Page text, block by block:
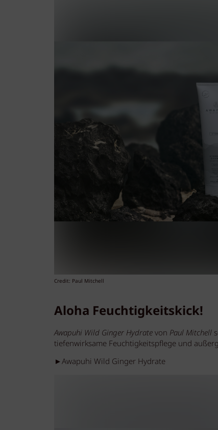
Credit: Paul Mitchell
Aloha Feuchtigkeitskick!
Awapuhi Wild Ginger Hydratevon Paul Mitchell
tiefenwirksame Feuchtigkeitspflege und
►Awapuhi Wild Ginger Hydrate